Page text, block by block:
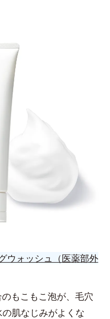
ウォッシュ（医薬部外
もこもこ泡が、毛穴
肌なじみがよくな